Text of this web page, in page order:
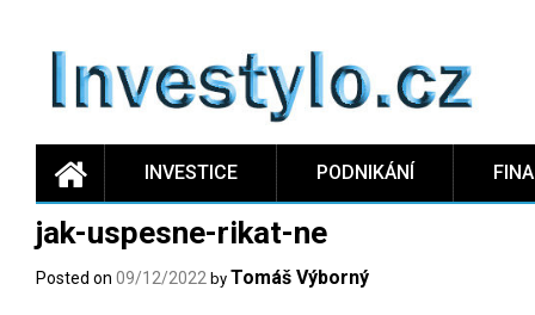
INVESTICE PODNIKÁNÍ
jak-uspesne-rikat-ne
Posted on 09/12/2022 by Tomáš Výborný